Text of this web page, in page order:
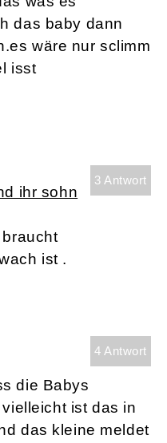
das baby dann
wäre nur sclimm
isst
3 Antwort
ihr sohn
ist .
4 Antwort
die Babys
ist das in
das kleine meldet